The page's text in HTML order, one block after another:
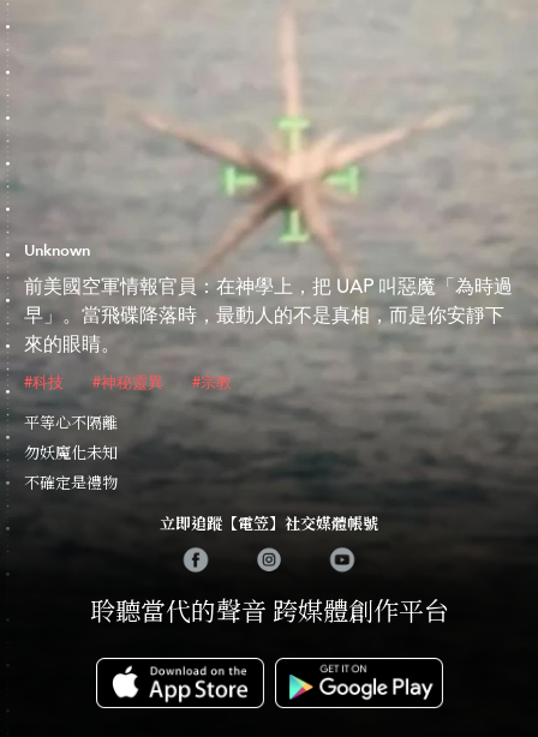
Unknown
前美國空軍情報官員：在神學上，把 UAP 叫惡魔「為時過
早」。當飛碟降落時，最動人的不是真相，而是你安靜下
來的眼睛。
#科技 #神秘靈異 #宗教
平等心不隔離
勿妖魔化未知
不確定是禮物
立即追蹤【電笠】社交媒體帳號
聆聽當代的聲音 跨媒體創作平台